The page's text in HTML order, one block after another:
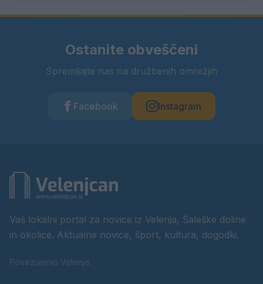
Ostanite obveščeni
Spremljajte nas na družbenih omrežjih
Facebook Instagram
Vaš lokalni portal za novice iz Velenja, Šaleške doline
in okolice. Aktualne novice, šport, kultura, dogodki.
Povezujemo Velenje.